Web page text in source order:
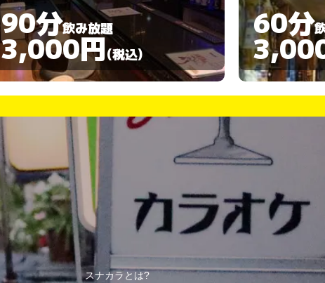
60分飲み放題
3,000円(税込)
60分
スナカラとは?